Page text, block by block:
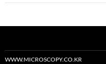
이
션
WWW.MICROSCOPY.CO.KR